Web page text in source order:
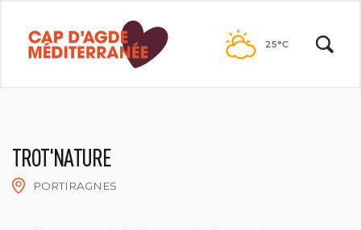
contenu
25°C
TROT'NATURE
PORTIRAGNES